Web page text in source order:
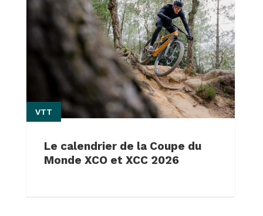
Le calendrier de la Coupe du
Monde XCO et XCC 2026
VTT